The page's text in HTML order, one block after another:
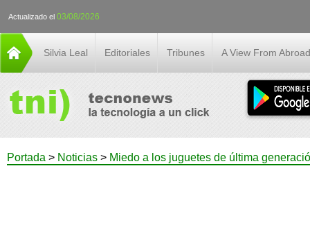
Actualizado el 03/08/2026
Silvia Leal Editoriales Tribunes A View From Abroad
Portada > Noticias > Miedo a los juguetes de última